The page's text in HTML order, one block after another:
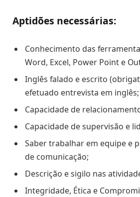
Aptidões necessárias:
Conhecimento das
Word, Excel, Power Point e
Inglês falado e escrito
efetuado entrevista em inglês;
Capacidade de
Capacidade de supervisão e
Saber trabalhar em equipe e
de comunicação;
Descrição e sigilo nas
Integridade, Ética e